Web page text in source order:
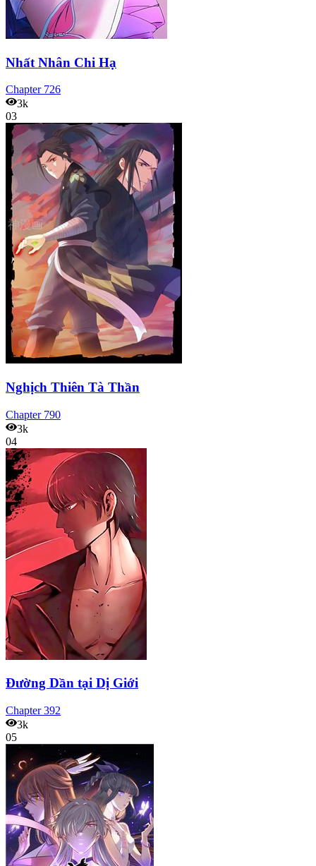
Nhất Nhân Chi Hạ
Chapter 726
3k
03
Nghịch Thiên Tà Thần
Chapter 790
3k
04
Đường Dần tại Dị Giới
Chapter392
3k
05